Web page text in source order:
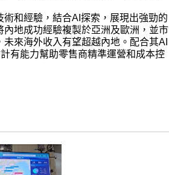
和經驗，結合AI探索，展現出強勁的
地成功經驗複製於亞洲及歐洲，並市
來海外收入有望超越內地。配合其AI
有能力幫助零售商精準運營和成本控